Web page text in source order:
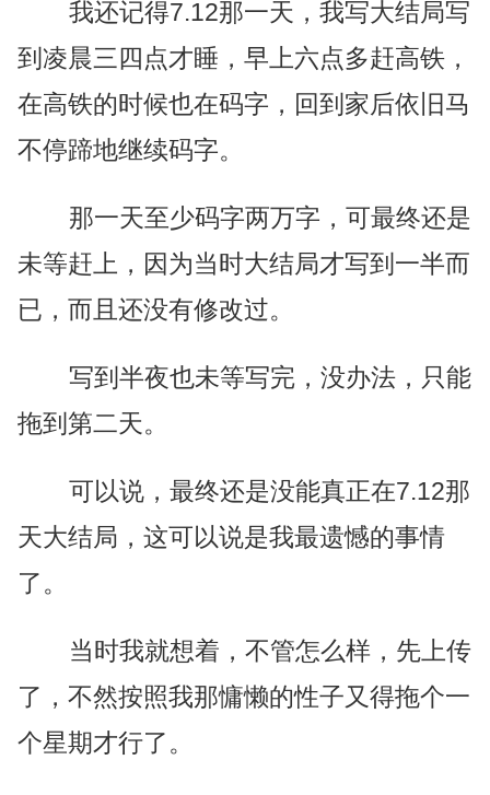
我还记得7.12那一天，我写大结局写
到凌晨三四点才睡，早上六点多赶高铁，
在高铁的时候也在码字，回到家后依旧马
不停蹄地继续码字。
那一天至少码字两万字，可最终还是
未等赶上，因为当时大结局才写到一半而
已，而且还没有修改过。
写到半夜也未等写完，没办法，只能
拖到第二天。
可以说，最终还是没能真正在7.12那
天大结局，这可以说是我最遗憾的事情
了。
当时我就想着，不管怎么样，先上传
了，不然按照我那慵懒的性子又得拖个一
个星期才行了。